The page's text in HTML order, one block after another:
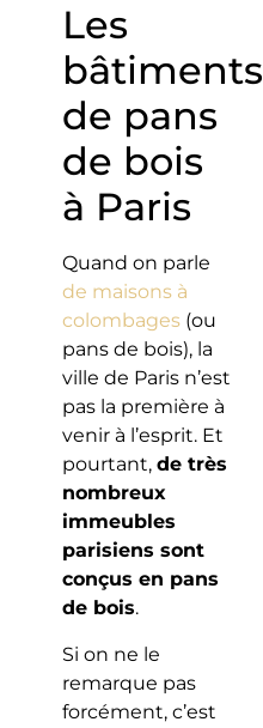
Les
bâtiments
de pans
de bois
à Paris
Quand on parle
de maisons à
colombages(ou
pans de bois), la
ville de Paris n’est
pas la première à
venir à l’esprit. Et
pourtant, de très
nombreux
immeubles
parisiens sont
conçus en pans
de bois.
Si on ne le
remarque pas
forcément, c’est